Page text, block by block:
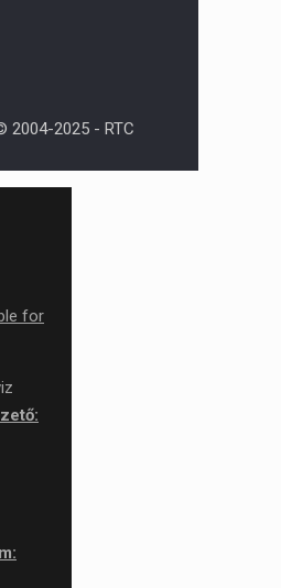
2004-2025 - RTC
for